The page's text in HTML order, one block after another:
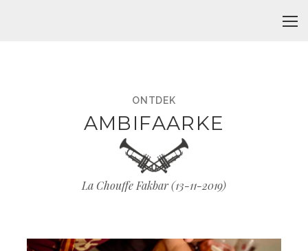
ONTDEK
AMBIFAARKE
La Chouffe Fakbar (13-11-2019)